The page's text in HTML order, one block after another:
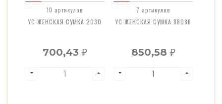
10 артикулов
YC ЖЕНСКАЯ СУМКА 2030
700,43 ₽
7 артикулов
YC ЖЕНСКАЯ СУМКА 88086
850,58 ₽